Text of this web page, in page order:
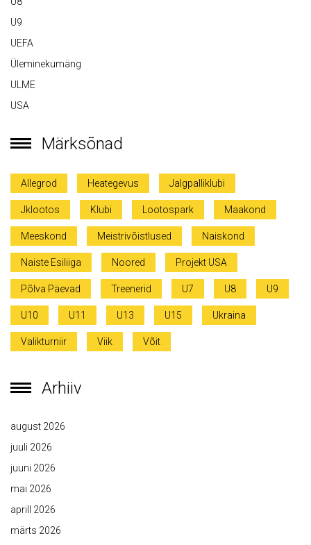
U9
UEFA
Üleminekumäng
ULME
USA
Märksõnad
Allegrod Heategevus Jalgpalliklubi
Jklootos Klubi Lootospark Maakond
Meeskond Meistrivõistlused Naiskond
Naiste Esiliiga Noored Projekt USA
Põlva Päevad Treenerid U7 U8 U9
U10 U11 U13 U15 Ukraina
Valikturniir Viik Võit
Arhiiv
august 2026
juuli 2026
juuni 2026
mai 2026
aprill 2026
märts 2026